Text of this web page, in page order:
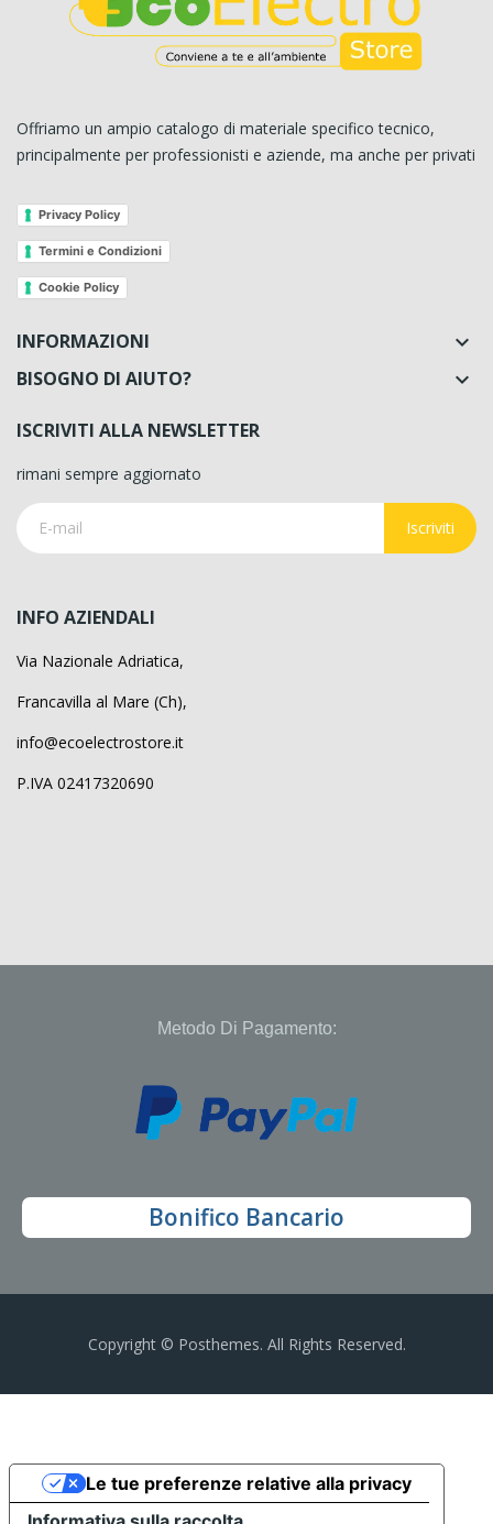
Offriamo un ampio catalogo di materiale specifico tecnico,
principalmente per professionisti e aziende, ma anche per privati
Privacy Policy
Termini e Condizioni
Cookie Policy
INFORMAZIONI 
BISOGNO DI AIUTO? 
ISCRIVITI ALLA NEWSLETTER
rimani sempre aggiornato
Iscriviti
INFO AZIENDALI
Via Nazionale Adriatica,
Francavilla al Mare (Ch),
info@ecoelectrostore.it
P.IVA 02417320690
Metodo Di Pagamento:
Bonifico Bancario
Copyright © Posthemes. All Rights Reserved.
Le tue preferenze relative alla privacy